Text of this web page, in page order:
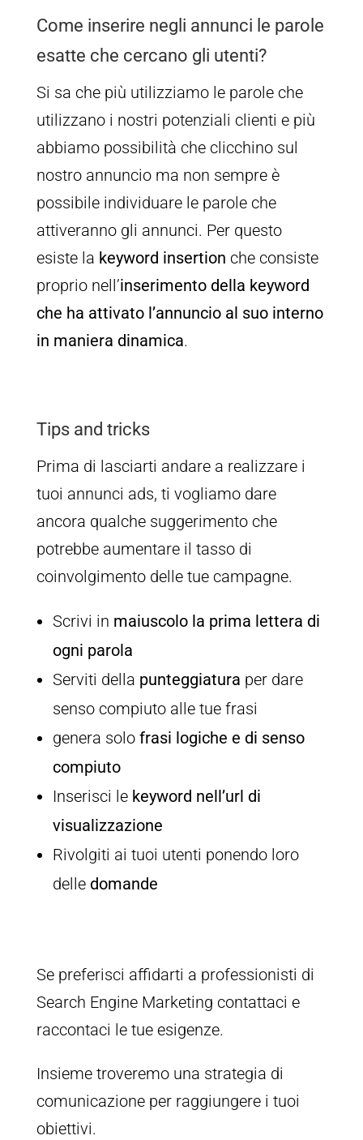
Come inserire negli annunci le parole
esatte che cercano gli utenti?
Si sa che più utilizziamo le parole che
utilizzano i nostri potenziali clienti e più
abbiamo possibilità che clicchino sul
nostro annuncio ma non sempre è
possibile individuare le parole che
attiveranno gli annunci. Per questo
esiste la keyword insertion che consiste
proprio nell’inserimento della keyword
che ha attivato l’annuncio al suo interno
in maniera dinamica.
Tips and tricks
Prima di lasciarti andare a realizzare i
tuoi annunci ads, ti vogliamo dare
ancora qualche suggerimento che
potrebbe aumentare il tasso di
coinvolgimento delle tue campagne.
Scrivi in maiuscolo la prima lettera di
ogni parola
Serviti della punteggiatura per dare
senso compiuto alle tue frasi
genera solo frasi logiche e di senso
compiuto
Inserisci le keyword nell’url di
visualizzazione
Rivolgiti ai tuoi utenti ponendo loro
delle domande
Se preferisci affidarti a professionisti di
Search Engine Marketing contattaci e
raccontaci le tue esigenze.
Insieme troveremo una strategia di
comunicazione per raggiungere i tuoi
obiettivi.